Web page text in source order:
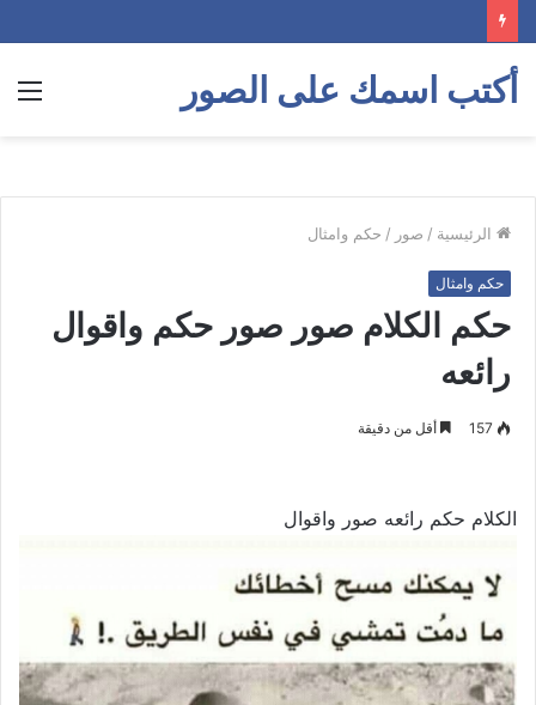
أكتب اسمك على الصور
الرئيسية / صور / حكم وامثال
حكم وامثال
حكم الكلام صور صور حكم واقوال
رائعه
157 أقل من دقيقة
الكلام حكم رائعه صور واقوال